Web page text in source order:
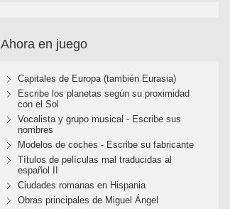
Ahora en juego
Capitales de Europa (también Eurasia)
Escribe los planetas según su proximidad
con el Sol
Vocalista y grupo musical - Escribe sus
nombres
Modelos de coches - Escribe su fabricante
Títulos de películas mal traducidas al
español II
Ciudades romanas en Hispania
Obras principales de Miguel Ángel